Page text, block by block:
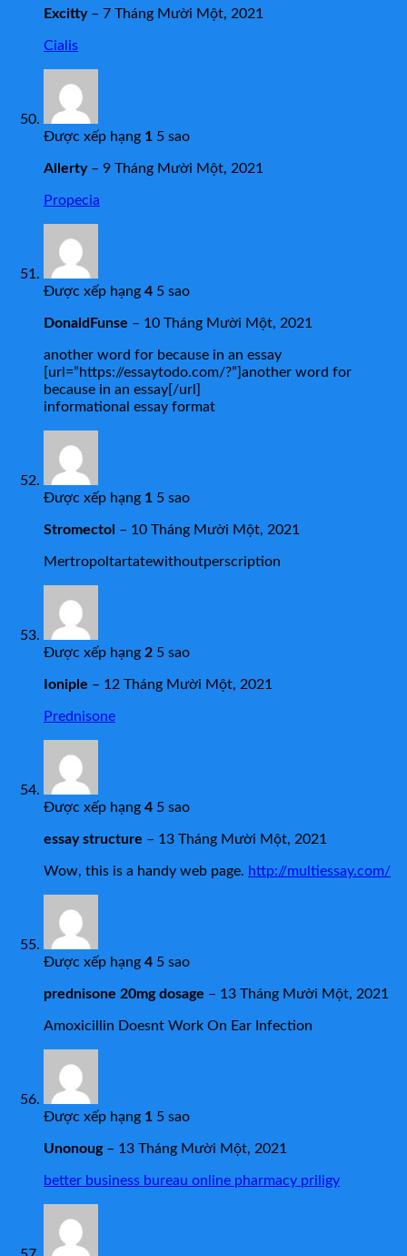
Excitty – 7 Tháng Mười Một, 2021
Cialis
Được xếp hạng 1 5 sao
Allerty – 9 Tháng Mười Một, 2021
Propecia
Được xếp hạng 4 5 sao
DonaldFunse – 10 Tháng Mười Một, 2021
another word for because in an essay
[url=”https://essaytodo.com/?”]another word for
because in an essay[/url]
informational essay format
Được xếp hạng 1 5 sao
Stromectol – 10 Tháng Mười Một, 2021
Mertropoltartatewithoutperscription
Được xếp hạng 2 5 sao
Ioniple – 12 Tháng Mười Một, 2021
Prednisone
Được xếp hạng 4 5 sao
essay structure – 13 Tháng Mười Một, 2021
Wow, this is a handy web page. http://multiessay.com/
Được xếp hạng 4 5 sao
prednisone 20mg dosage – 13 Tháng Mười Một, 2021
Amoxicillin Doesnt Work On Ear Infection
Được xếp hạng 1 5 sao
Unonoug – 13 Tháng Mười Một, 2021
better business bureau online pharmacy priligy